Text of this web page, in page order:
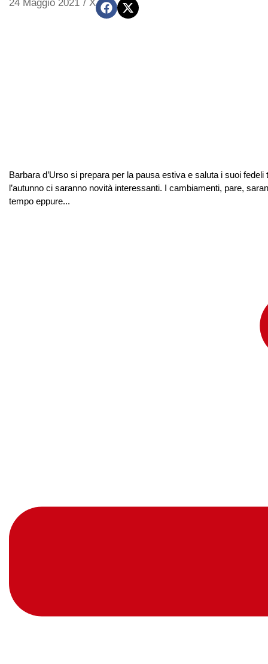
24 Maggio 2021 / X
Barbara d’Urso si prepara per la pausa estiva e saluta i suoi
l’autunno ci saranno novità interessanti. I cambiamenti, pare,
tempo eppure...